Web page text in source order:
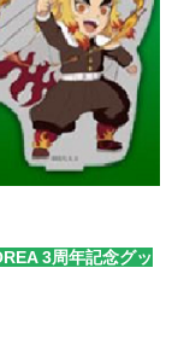
3周年記念グッ